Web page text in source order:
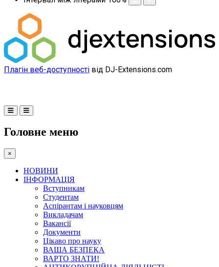
Плагін веб-доступності від DJ-Extensions.com
Головне меню
×
НОВИНИ
ІНФОРМАЦІЯ
Вступникам
Студентам
Аспірантам і науковцям
Викладачам
Вакансії
Документи
Цікаво про науку
ВАША БЕЗПЕКА
ВАРТО ЗНАТИ!